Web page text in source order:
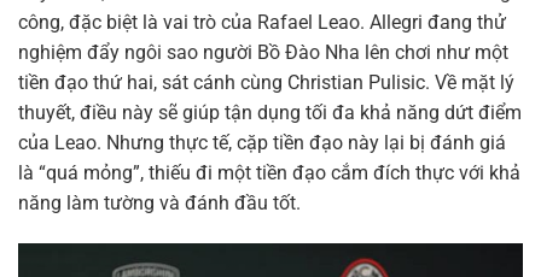
công, đặc biệt là vai trò của Rafael Leao. Allegri đang thử
nghiệm đẩy ngôi sao người Bồ Đào Nha lên chơi như một
tiền đạo thứ hai, sát cánh cùng Christian Pulisic. Về mặt lý
thuyết, điều này sẽ giúp tận dụng tối đa khả năng dứt điểm
của Leao. Nhưng thực tế, cặp tiền đạo này lại bị đánh giá
là “quá mỏng”, thiếu đi một tiền đạo cắm đích thực với khả
năng làm tường và đánh đầu tốt.